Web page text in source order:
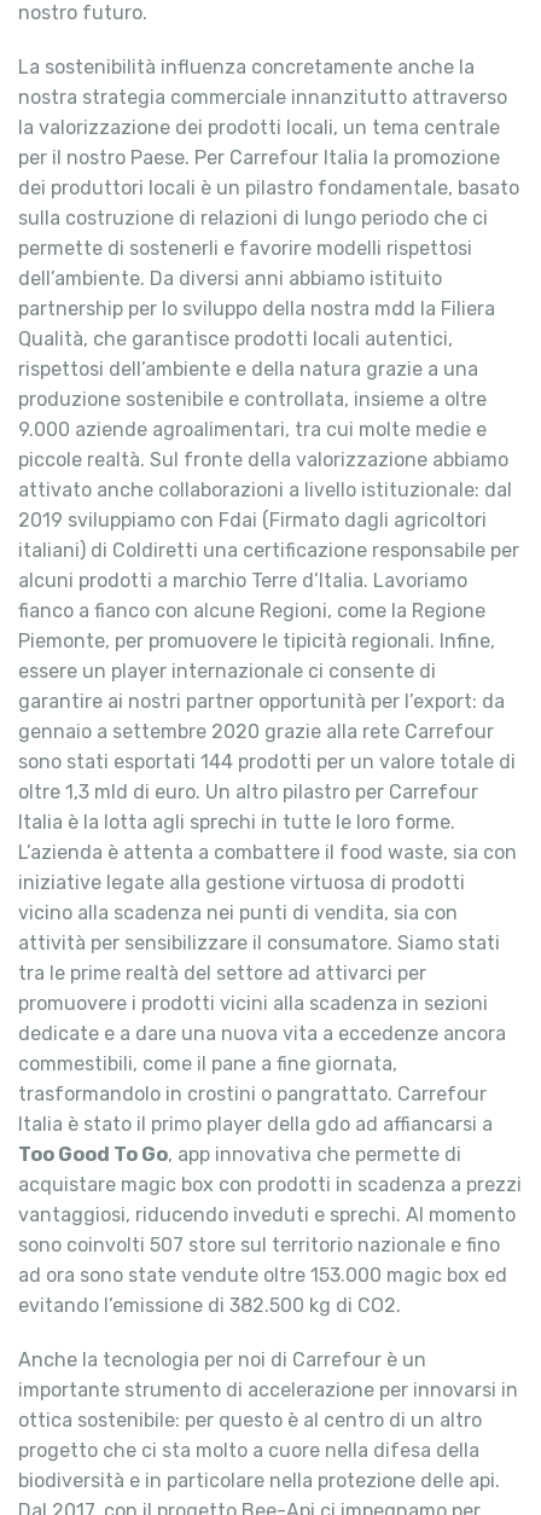
nostro futuro.
La sostenibilità influenza concretamente anche la
nostra strategia commerciale innanzitutto attraverso
la valorizzazione dei prodotti locali, un tema centrale
per il nostro Paese. Per Carrefour Italia la promozione
dei produttori locali è un pilastro fondamentale, basato
sulla costruzione di relazioni di lungo periodo che ci
permette di sostenerli e favorire modelli rispettosi
dell’ambiente. Da diversi anni abbiamo istituito
partnership per lo sviluppo della nostra mdd la Filiera
Qualità, che garantisce prodotti locali autentici,
rispettosi dell’ambiente e della natura grazie a una
produzione sostenibile e controllata, insieme a oltre
9.000 aziende agroalimentari, tra cui molte medie e
piccole realtà. Sul fronte della valorizzazione abbiamo
attivato anche collaborazioni a livello istituzionale: dal
2019 sviluppiamo con Fdai (Firmato dagli agricoltori
italiani) di Coldiretti una certificazione responsabile per
alcuni prodotti a marchio Terre d’Italia. Lavoriamo
fianco a fianco con alcune Regioni, come la Regione
Piemonte, per promuovere le tipicità regionali. Infine,
essere un player internazionale ci consente di
garantire ai nostri partner opportunità per l’export: da
gennaio a settembre 2020 grazie alla rete Carrefour
sono stati esportati 144 prodotti per un valore totale di
oltre 1,3 mld di euro. Un altro pilastro per Carrefour
Italia è la lotta agli sprechi in tutte le loro forme.
L’azienda è attenta a combattere il food waste, sia con
iniziative legate alla gestione virtuosa di prodotti
vicino alla scadenza nei punti di vendita, sia con
attività per sensibilizzare il consumatore. Siamo stati
tra le prime realtà del settore ad attivarci per
promuovere i prodotti vicini alla scadenza in sezioni
dedicate e a dare una nuova vita a eccedenze ancora
commestibili, come il pane a fine giornata,
trasformandolo in crostini o pangrattato. Carrefour
Italia è stato il primo player della gdo ad affiancarsi a
Too Good To Go, app innovativa che permette di
acquistare magic box con prodotti in scadenza a prezzi
vantaggiosi, riducendo inveduti e sprechi. Al momento
sono coinvolti 507 store sul territorio nazionale e fino
ad ora sono state vendute oltre 153.000 magic box ed
evitando l’emissione di 382.500 kg di CO2.
Anche la tecnologia per noi di Carrefour è un
importante strumento di accelerazione per innovarsi in
ottica sostenibile: per questo è al centro di un altro
progetto che ci sta molto a cuore nella difesa della
biodiversità e in particolare nella protezione delle api.